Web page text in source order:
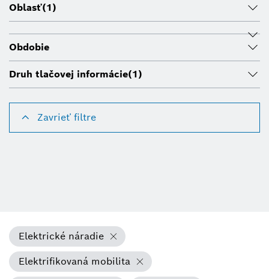
Oblasť(1)
Obdobie
Druh tlačovej informácie(1)
Zavrieť filtre
Elektrické náradie
Elektrifikovaná mobilita